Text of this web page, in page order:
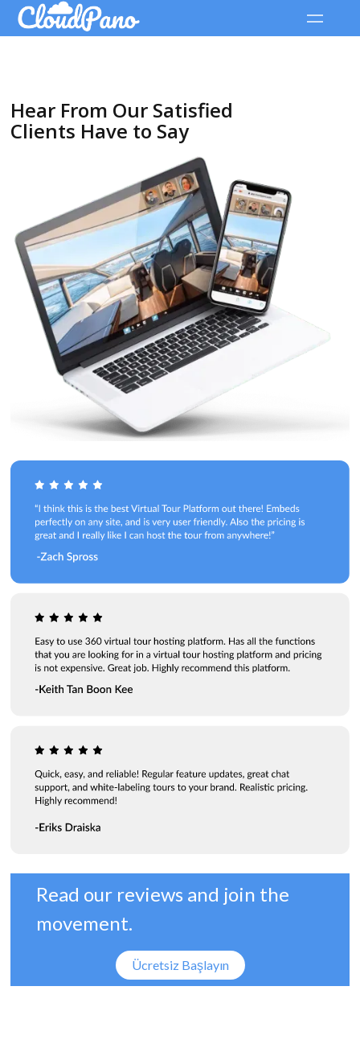
Hear From Our Satisfied
Clients Have to Say
Read our reviews and join the
movement.
Ücretsiz Başlayın